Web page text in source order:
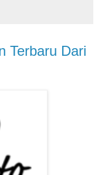
Terbaru Dari